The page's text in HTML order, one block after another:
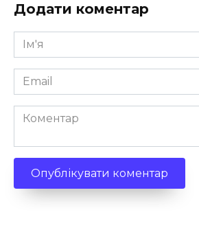
Додати коментар
Ім'я
*
Email
*
Коментар